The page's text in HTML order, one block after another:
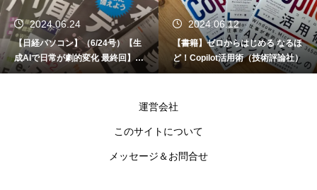
2024.06.24
【日経パソコン】（6/24号）【生
成AIで日常が劇的変化 最終回】 A
I時代のアプリケーション／サービ
2024.06.12
【書籍】ゼロからはじめる なるほ
ど！Copilot活用術（技術評論社）
運営会社
このサイトについて
メッセージ＆お問合せ